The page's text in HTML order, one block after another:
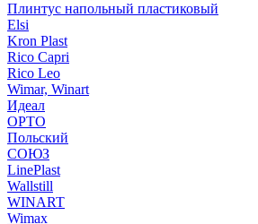
Плинтус напольный пластиковый
Elsi
Kron Plast
Rico Capri
Rico Leo
Wimar, Winart
Идеал
ОРТО
Польский
СОЮЗ
LinePlast
Wallstill
WINART
Wimax